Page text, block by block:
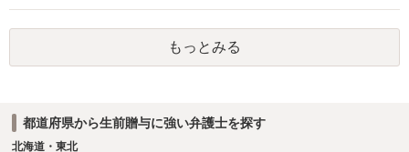
手が使用することを前提に贈与を受けると 共有物分割請求ができる
かどうか微妙になってしまうので、賃料をもらうくらいしか 解決方
法が亡くなってしまう可能性があります。 弁護士に面談で詳しい
事情を話して相談された方がよいと思います。
には、ご相談者様の方でも弁護士に具体的に相談してみるのも良いと
思います。 以上ご参考までに。
もっとみる
都道府県から生前贈与に強い弁護士を探す
北海道・東北